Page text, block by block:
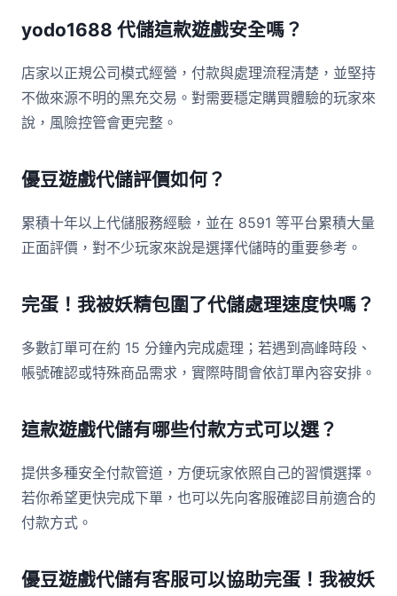
yodo1688 代儲這款遊戲安全嗎？
店家以正規公司模式經營，付款與處理流程清楚，並堅持
不做來源不明的黑充交易。對需要穩定購買體驗的玩家來
說，風險控管會更完整。
優豆遊戲代儲評價如何？
累積十年以上代儲服務經驗，並在 8591 等平台累積大量
正面評價，對不少玩家來說是選擇代儲時的重要參考。
完蛋！我被妖精包圍了代儲處理速度快嗎？
多數訂單可在約 15 分鐘內完成處理；若遇到高峰時段、
帳號確認或特殊商品需求，實際時間會依訂單內容安排。
這款遊戲代儲有哪些付款方式可以選？
提供多種安全付款管道，方便玩家依照自己的習慣選擇。
若你希望更快完成下單，也可以先向客服確認目前適合的
付款方式。
優豆遊戲代儲有客服可以協助完蛋！我被妖